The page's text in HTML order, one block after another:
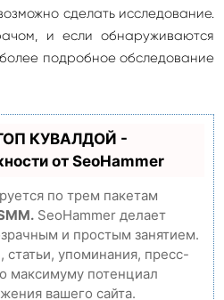
сделать исследование.
и если обнаруживаются
подробное обследование
КУВАЛДОЙ -
от SeoHammer
по трем пакетам
SeoHammer делает
и простым занятием.
упоминания, пресс-
максимуму потенциал
вашего сайта.